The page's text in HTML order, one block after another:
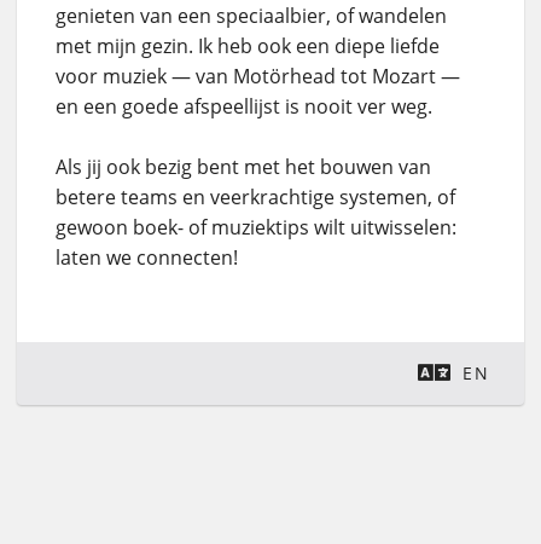
genieten van een speciaalbier, of wandelen
met mijn gezin. Ik heb ook een diepe liefde
voor muziek — van Motörhead tot Mozart —
en een goede afspeellijst is nooit ver weg.
Als jij ook bezig bent met het bouwen van
betere teams en veerkrachtige systemen, of
gewoon boek- of muziektips wilt uitwisselen:
laten we connecten!
EN